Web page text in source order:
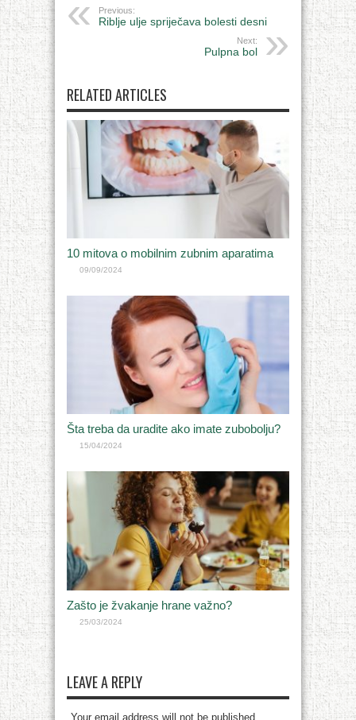
Previous:
Riblje ulje spriječava bolesti desni
Next:
Pulpna bol
RELATED ARTICLES
10 mitova o mobilnim zubnim aparatima
09/09/2024
Šta treba da uradite ako imate zubobolju?
15/04/2024
Zašto je žvakanje hrane važno?
25/03/2024
LEAVE A REPLY
Your email address will not be published.